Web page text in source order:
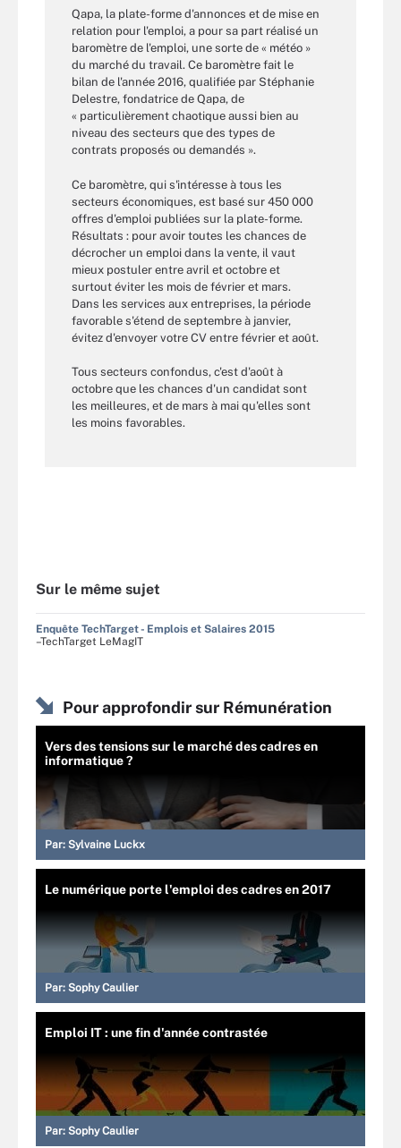
Qapa, la plate-forme d'annonces et de mise en
relation pour l'emploi, a pour sa part réalisé un
baromètre de l'emploi, une sorte de « météo »
du marché du travail. Ce baromètre fait le
bilan de l'année 2016, qualifiée par Stéphanie
Delestre, fondatrice de Qapa, de
« particulièrement chaotique aussi bien au
niveau des secteurs que des types de
contrats proposés ou demandés ».
Ce baromètre, qui s'intéresse à tous les
secteurs économiques, est basé sur 450 000
offres d'emploi publiées sur la plate-forme.
Résultats : pour avoir toutes les chances de
décrocher un emploi dans la vente, il vaut
mieux postuler entre avril et octobre et
surtout éviter les mois de février et mars.
Dans les services aux entreprises, la période
favorable s'étend de septembre à janvier,
évitez d'envoyer votre CV entre février et août.
Tous secteurs confondus, c'est d'août à
octobre que les chances d'un candidat sont
les meilleures, et de mars à mai qu'elles sont
les moins favorables.
Sur le même sujet
Enquête TechTarget - Emplois et Salaires 2015
–TechTarget LeMagIT
Pour approfondir sur Rémunération
Vers des tensions sur le marché des cadres en
informatique ?
Par: Sylvaine Luckx
Le numérique porte l'emploi des cadres en 2017
Par: Sophy Caulier
Emploi IT : une fin d'année contrastée
Par: Sophy Caulier